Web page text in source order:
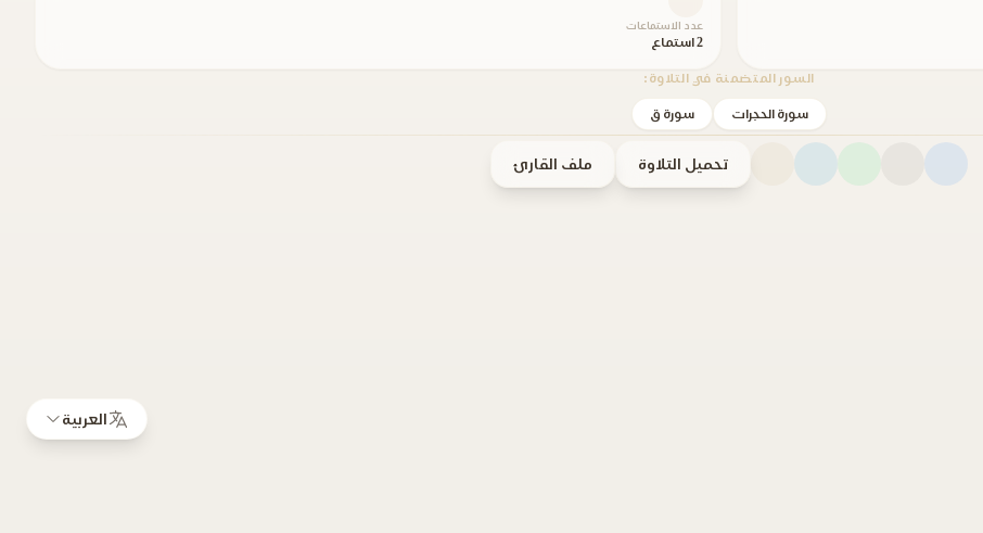
عدد الاستماعات
2 استماع
السور المتضمنة في التلاوة:
سورة الحجرات سورة ق
تحميل التلاوة ملف القارئ
العربية